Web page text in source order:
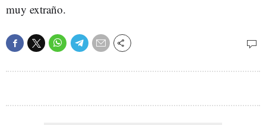
muy extraño.